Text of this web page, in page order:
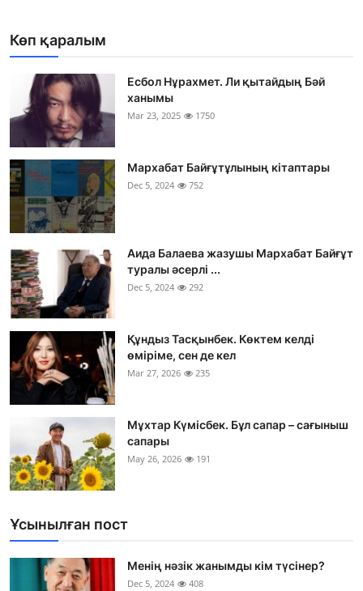
Көп қаралым
Есбол Нұрахмет. Ли қытайдың Бәй
ханымы
Mar 23, 2025 1750
Мархабат Байғұтұлының кітаптары
Dec 5, 2024 752
Аида Балаева жазушы Мархабат Байғұт
туралы әсерлі ...
Dec 5, 2024 292
Құндыз Тасқынбек. Көктем келді
өміріме, сен де кел
Mar 27, 2026 235
Мұхтар Күмісбек. Бұл сапар – сағыныш
сапары
May 26, 2026 191
Ұсынылған пост
Менің нәзік жанымды кім түсінер?
Dec 5, 2024 408